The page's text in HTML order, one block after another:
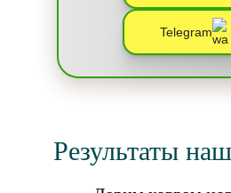
Telegram
Результаты